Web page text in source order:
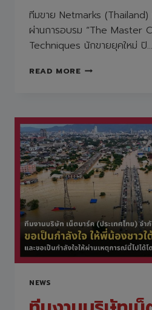
ทีมขาย Netmarks (Thailand)
ผ่านการอบรม “The Master
Techniques นักขายยุคใหม่ ปิ…
READ MORENETMARKS
CLOSE
SELLING
TECHNIQUES
นัก
ขาย
ยุค
ใหม่
ปิด
ขาย
อย่าง
มือ
อาชีพ”
NEWS